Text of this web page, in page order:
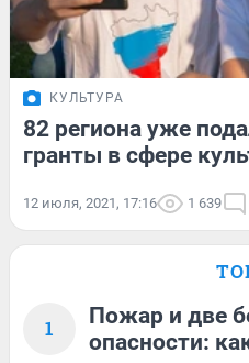
КУЛЬТУРА
82 региона уже
гранты в сфере
12 июля, 2021, 17:16 1 639
1
Пожар и две
опасности: